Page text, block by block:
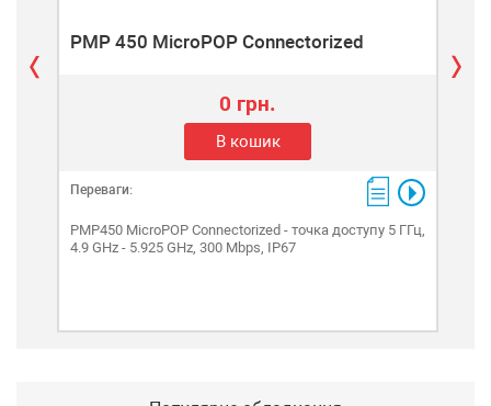
PMP 450 MicroPOP Connectorized
0 грн.
В кошик
Переваги:
PMP450 MicroPOP Connectorized - точка доступу 5 ГГц,
4.9 GHz - 5.925 GHz, 300 Mbps, IP67